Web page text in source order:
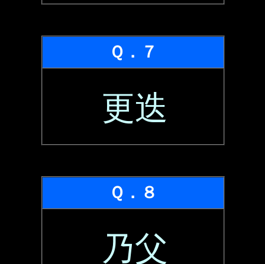
Ｑ．７
更迭
Ｑ．８
乃父